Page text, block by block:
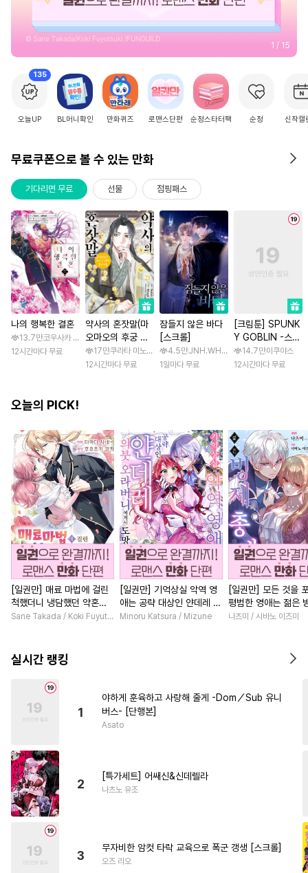
2 / 15
135
오늘UP BL머니확인 만화퀴즈 로맨스단편 순정스타터팩 순정 신작캘
무료쿠폰으로 볼 수 있는 만화
기다리면 무료 선물 점핑패스
나의 행복한 결혼
13.7만코우사카 리토 / 아기토기 아쿠미
12시간마다 무료
약사의 혼잣말(마
오마오의 후궁 수
수께끼 풀이수첩)
17만쿠라타 미노지 / 휴우가 나츠
12시간마다 무료
잠들지 않은 바다
[스크롤]
4.5만JNH.WH Studio / Lasso
1일마다 무료
[크림툰] SPUNK
Y GOBLIN -스펑
키 고블린- [스크
롤]
14.7만이쿠야스
12시간마다 무료
오늘의 PICK!
[일권만] 매료 마법에 걸린
척했더니 냉담했던 약혼자
가 맹목적인 사랑꾼이 되었
Sane Takada / Koki Fuyutsuki
[일권만] 기억상실 악역 영
애는 공략 대상인 얀데레 의
붓 오라버니에게서 도망칠
Minoru Katsura / Mizune
[일권만] 모든 것을
평범한 영애는 젊은
총애를 받는다 [단행
나츠미 / 시바노 이즈미
실시간 랭킹
1
야하게 훈육하고 사랑해 줄게 -Dom／Sub 유니
버스- [단행본]
Asato
2
[특가세트] 어쌔신&신데렐라
나츠노 유조
3
무자비한 암컷 타락 교육으로 폭군 갱생 [스크롤]
오즈 리오